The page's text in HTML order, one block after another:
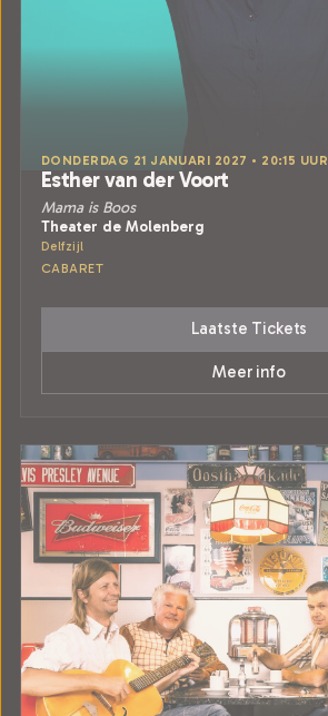
DONDERDAG 21 JANUARI 2027 • 20:15 UUR
Esther van der Voort
Mama is Boos
Theater de Molenberg
Delfzijl
CABARET
Laatste Tickets
Meer info